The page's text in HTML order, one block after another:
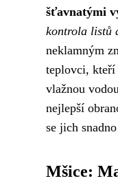
šťavnatými
kontrola listů
neklamným
teplovci, kteří
vlažnou
nejlepší
se jich
Mšice: